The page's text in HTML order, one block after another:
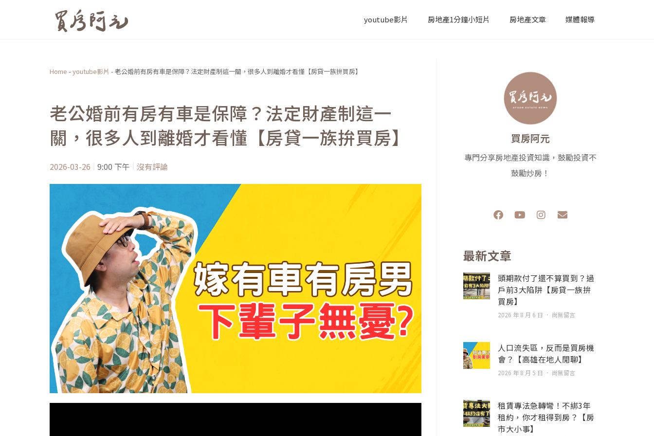
youtube影片 房地產1分鐘小短片 房地產文章 媒體報導
Home - youtube影片 - 老公婚前有房有車是保障？法定財產制這一關，很多人到離婚才看懂【房貸一族拚買房】
老公婚前有房有車是保障？法定財產制這一
關，很多人到離婚才看懂【房貸一族拚買房】
2026-03-26 9:00 下午 沒有評論
買房阿元
專門分享房地產投資知識，鼓勵投資不
鼓勵炒房！
F
a
b
o
o
k
Y
o
e
I
n
r
a
m
E
n
p
e
最新文章
頭期款付了還不算買到？過
戶前3大陷阱【房貸一族拚
買房】
2026 年 8 月 6 日 尚無留言
人口流失區，反而是買房機
會？【高雄在地人閒聊】
2026 年 8 月 5 日 尚無留言
租賃專法急轉彎！不綁3年
租約，你才租得到房？【房
市大小事】